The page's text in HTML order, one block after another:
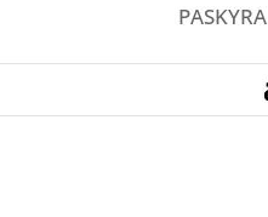
PASKYRA